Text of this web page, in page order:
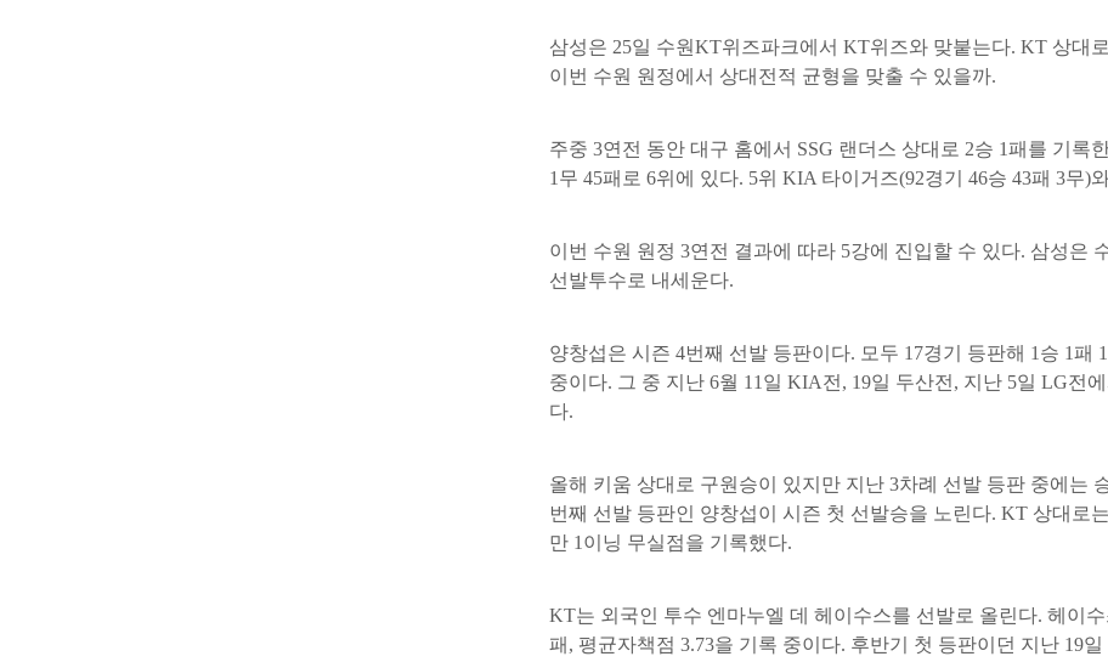
삼성은 25일 수원KT위즈파크에서 KT위즈와 맞붙는다. KT 상대
이번 수원 원정에서 상대전적 균형을 맞출 수 있을까.
주중 3연전 동안 대구 홈에서 SSG 랜더스 상대로 2승 1패를 기록
1무 45패로 6위에 있다. 5위 KIA 타이거즈(92경기 46승 43패 3무)
이번 수원 원정 3연전 결과에 따라 5강에 진입할 수 있다. 삼성은
선발투수로 내세운다.
양창섭은 시즌 4번째 선발 등판이다. 모두 17경기 등판해 1승 1패
중이다. 그 중 지난 6월 11일 KIA전, 19일 두산전, 지난 5일 LG전
다.
올해 키움 상대로 구원승이 있지만 지난 3차례 선발 등판 중에는
번째 선발 등판인 양창섭이 시즌 첫 선발승을 노린다. KT 상대로
만 1이닝 무실점을 기록했다.
KT는 외국인 투수 엔마누엘 데 헤이수스를 선발로 올린다. 헤이
패, 평균자책점 3.73을 기록 중이다. 후반기 첫 등판이던 지난 19